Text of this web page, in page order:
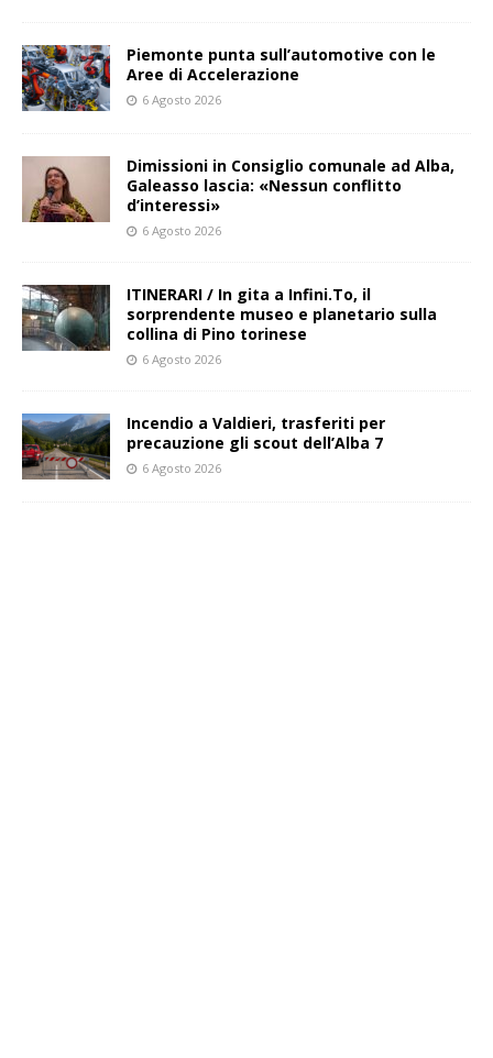
Piemonte punta sull’automotive con le
Aree di Accelerazione
6 Agosto 2026
Dimissioni in Consiglio comunale ad Alba,
Galeasso lascia: «Nessun conflitto
d’interessi»
6 Agosto 2026
ITINERARI / In gita a Infini.To, il
sorprendente museo e planetario sulla
collina di Pino torinese
6 Agosto 2026
Incendio a Valdieri, trasferiti per
precauzione gli scout dell’Alba 7
6 Agosto 2026